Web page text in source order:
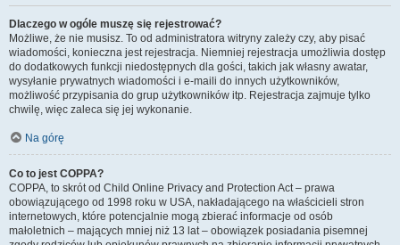
Dlaczego w ogóle muszę się rejestrować?
Możliwe, że nie musisz. To od administratora witryny zależy czy, aby pisać
wiadomości, konieczna jest rejestracja. Niemniej rejestracja umożliwia dostęp
do dodatkowych funkcji niedostępnych dla gości, takich jak własny awatar,
wysyłanie prywatnych wiadomości i e-maili do innych użytkowników,
możliwość przypisania do grup użytkowników itp. Rejestracja zajmuje tylko
chwilę, więc zaleca się jej wykonanie.
Na górę
Co to jest COPPA?
COPPA, to skrót od Child Online Privacy and Protection Act – prawa
obowiązującego od 1998 roku w USA, nakładającego na właścicieli stron
internetowych, które potencjalnie mogą zbierać informacje od osób
małoletnich – mających mniej niż 13 lat – obowiązek posiadania pisemnej